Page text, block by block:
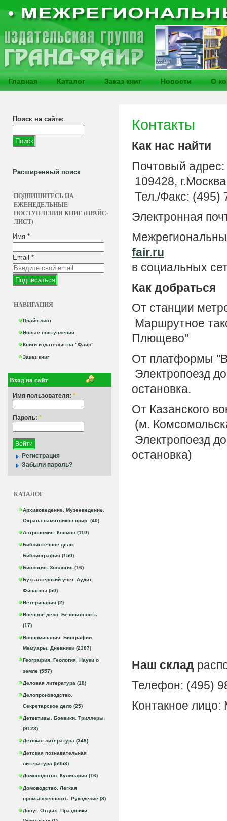
Главная Каталог Заказ книг Новости О
Поиск на сайте:
Расширенный поиск
ПОДПИШИТЕСЬ НА
ЕЖЕНЕДЕЛЬНЫЕ
ПОСТУПЛЕНИЯ КНИГ (ПРАЙС-
ЛИСТ)
Имя *
Email *
НАВИГАЦИЯ
Прайс-лист
Новые поступления
Книги издательства "Фаир"
Заказ книг
Вход на сайт
Имя пользователя: *
Пароль: *
Регистрация
Забыли пароль?
КАТАЛОГ
Архивоведение. Музееведение.
Охрана памятников прир. (40)
Астрономия. Космос (110)
Библиотечное дело.
Библиография (150)
Биология. Зоология (16)
Бухгалтерский учет. Аудит.
Финансы (50)
Ветеринария (2)
Военное дело. Безопасность
(17)
Воспоминания. Биографии.
Мемуары. Дневники (2387)
География. Геология. Науки о
земле (557)
Деловая литература (18)
Делопроизводство.
Секретарское дело (25)
Детективы. Боевики. Триллеры
(9123)
Детская литература (346)
Детская познавательная
литература (5053)
Домоводство. Кулинария (16)
Домоводство. Легкая
промышленность. Рукоделие (8)
Досуг. Отдых. Праздники.
Контакты
Как нас найти
Почтовый адрес:
109428,
Тел./Факс: (495)
Электронная
fair.ru
в социальных
Как добраться
От станции
Маршрутное
Плющево"
От платформы
Электропоезд
остановка.
От Казанского
(м.
Электропоезд
остановка)
Наш склад
Телефон: (495)
Контакное